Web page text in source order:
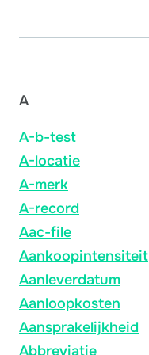
A
A-b-test
A-locatie
A-merk
A-record
Aac-file
Aankoopintensiteit
Aanleverdatum
Aanloopkosten
Aansprakelijkheid
Abbreviatie